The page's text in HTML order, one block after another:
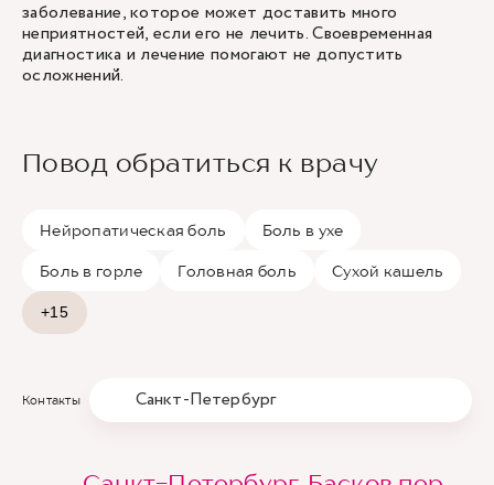
заболевание, которое может доставить много
неприятностей, если его не лечить. Своевременная
диагностика и лечение помогают не допустить
осложнений.
Повод обратиться к врачу
Нейропатическая боль Боль в ухе
Боль в горле Головная боль Сухой кашель
+15
Контакты Санкт-Петербург